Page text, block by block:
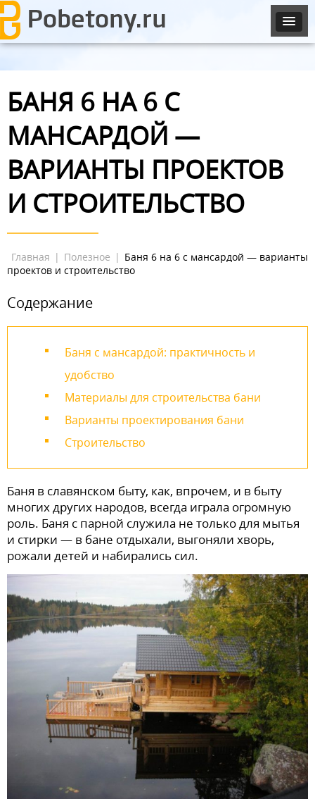
БАНЯ 6 НА 6 С
МАНСАРДОЙ —
ВАРИАНТЫ ПРОЕКТОВ
И СТРОИТЕЛЬСТВО
Главная | Полезное | Баня 6 на 6 с мансардой — варианты
проектов и строительство
Содержание
Баня с мансардой: практичность и
удобство
Материалы для строительства бани
Варианты проектирования бани
Строительство
Баня в славянском быту, как, впрочем, и в быту
многих других народов, всегда играла огромную
роль. Баня с парной служила не только для мытья
и стирки — в бане отдыхали, выгоняли хворь,
рожали детей и набирались сил.